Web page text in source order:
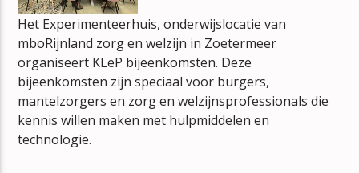
mz-radio
Het Experimenteerhuis, onderwijslocatie van
mboRijnland zorg en welzijn in Zoetermeer
organiseert KLeP bijeenkomsten. Deze
bijeenkomsten zijn speciaal voor burgers,
mantelzorgers en zorg en welzijnsprofessionals die
kennis willen maken met hulpmiddelen en
technologie.